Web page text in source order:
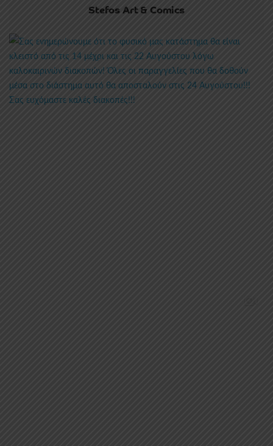
Stefos Art & Comics